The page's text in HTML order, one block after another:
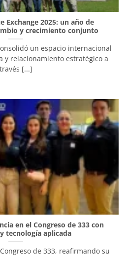
Exchange 2025: un año de
y crecimiento conjunto
un espacio internacional
y relacionamiento estratégico a
través [...]
en el Congreso de 333 con
tecnología aplicada
de 333, reafirmando su